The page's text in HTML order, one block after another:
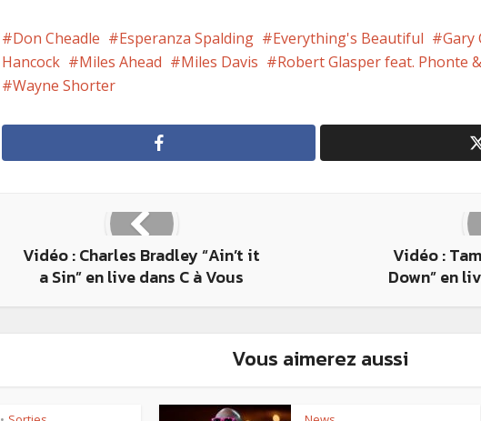
Don Cheadle Esperanza Spalding Everything's Beautiful Gary
Hancock
Miles Ahead Miles Davis Robert Glasper feat. Phonte
Wayne Shorter
Vidéo : Charles Bradley “Ain’t it
a Sin” en live dans C à Vous
Vidéo :
Down” en
Vous aimerez aussi